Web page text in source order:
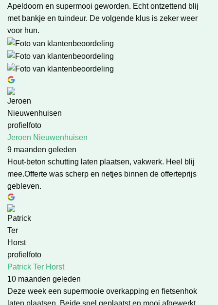
Apeldoorn en supermooi geworden. Echt ontzettend blij
met bankje en tuindeur. De volgende klus is zeker weer
voor hun.
Jeroen Nieuwenhuisen
9 maanden geleden
Hout-beton schutting laten plaatsen, vakwerk. Heel blij
mee.Offerte was scherp en netjes binnen de offerteprijs
gebleven.
Patrick Ter Horst
10 maanden geleden
Deze week een supermooie overkapping en fietsenhok